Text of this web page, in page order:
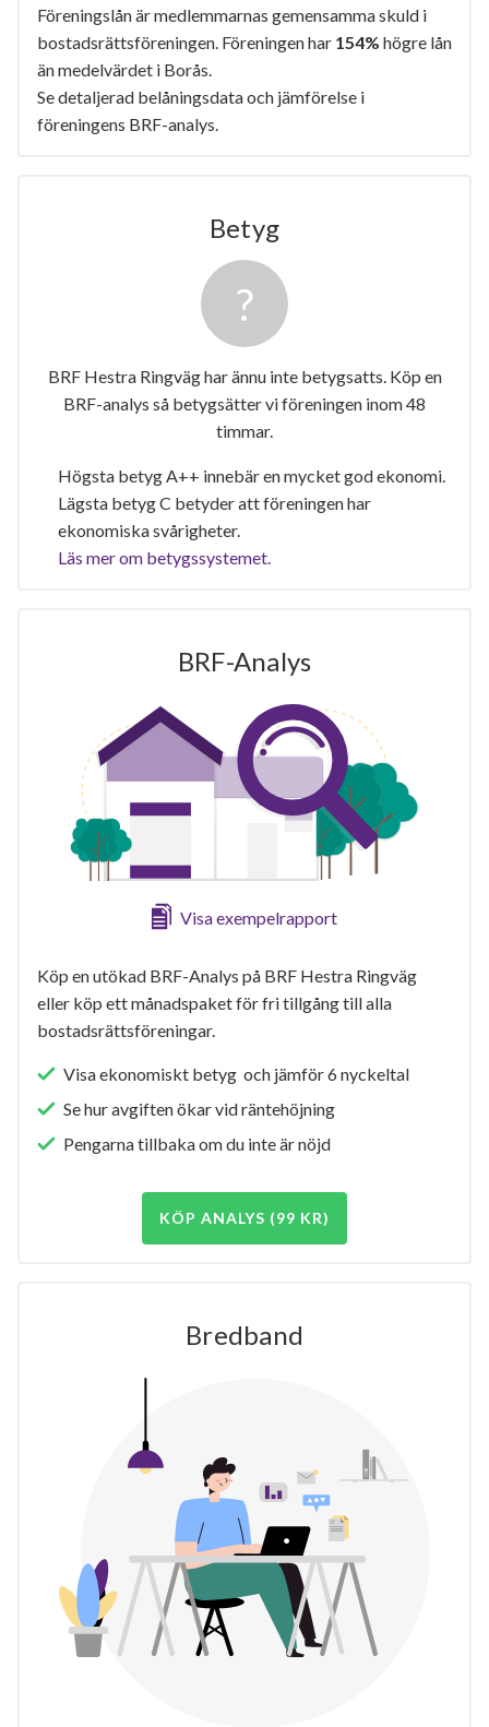
Föreningslån är medlemmarnas gemensamma skuld i
bostadsrättsföreningen. Föreningen har 154% högre lån
än medelvärdet i Borås.
Se detaljerad belåningsdata och jämförelse i
föreningens BRF-analys.
Betyg
BRF Hestra Ringväg har ännu inte betygsatts. Köp en
BRF-analys så betygsätter vi föreningen inom 48
timmar.
Högsta betyg A++ innebär en mycket god ekonomi.
Lägsta betyg C betyder att föreningen har
ekonomiska svårigheter.
Läs mer om betygssystemet.
BRF-Analys
Visa exempelrapport
Köp en utökad BRF-Analys på BRF Hestra Ringväg
eller köp ett månadspaket för fri tillgång till alla
bostadsrättsföreningar.
Visa ekonomiskt betyg och jämför 6 nyckeltal
Se hur avgiften ökar vid räntehöjning
Pengarna tillbaka om du inte är nöjd
KÖP ANALYS (99 KR)
Bredband